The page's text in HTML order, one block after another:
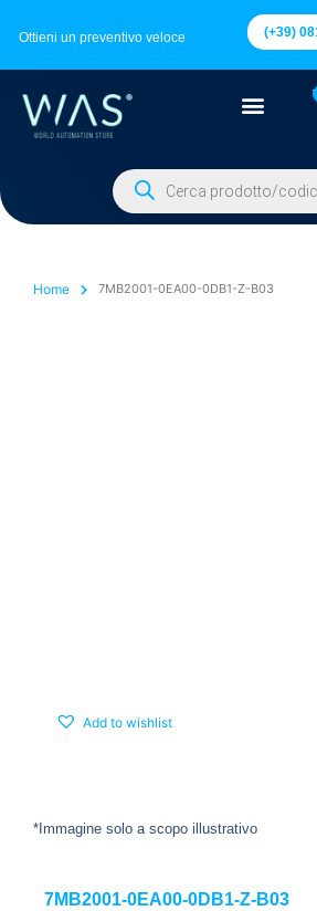
Ottieni un preventivo veloce (+39)
Home 7MB2001-0EA00-0DB1-Z-B03
Add to wishlist
*Immagine solo a scopo illustrativo
7MB2001-0EA00-0DB1-Z-B03